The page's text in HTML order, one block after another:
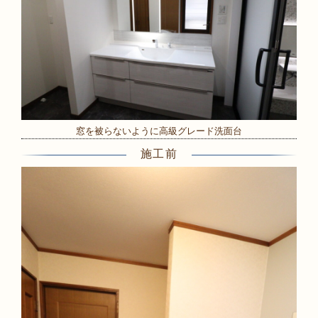
窓を被らないように高級グレード洗面台
施工前